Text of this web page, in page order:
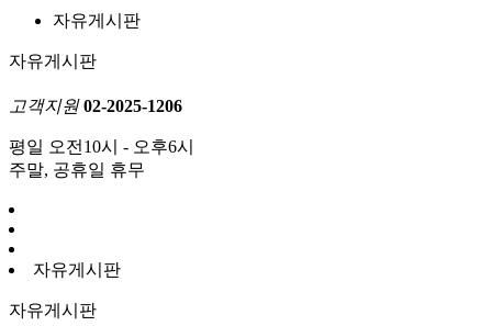
자유게시판
자유게시판
고객지원 02-2025-1206
평일 오전10시 - 오후6시
주말, 공휴일 휴무
자유게시판
자유게시판